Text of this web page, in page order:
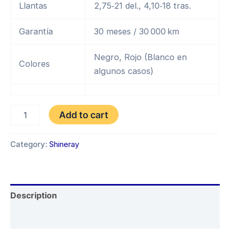
Llantas 2,75‑21 del., 4,10‑18 tras.
Garantía 30 meses / 30 000 km
Colores
Negro, Rojo (Blanco en
algunos casos)
SMX-
200
Add to cart
Category: Shineray
Description